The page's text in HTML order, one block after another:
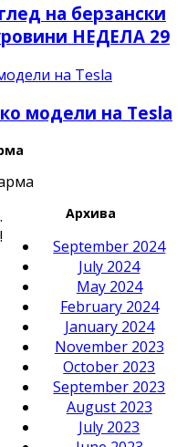
на берзански
НЕДЕЛА 29
модели на Tesla
Архива
September 2024
July 2024
May 2024
February 2024
January 2024
November 2023
October 2023
September 2023
August 2023
July 2023
.